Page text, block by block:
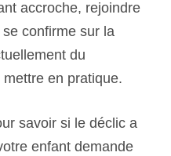
accroche, rejoindre
confirme sur la
du
en pratique.
savoir si le déclic a
enfant demande